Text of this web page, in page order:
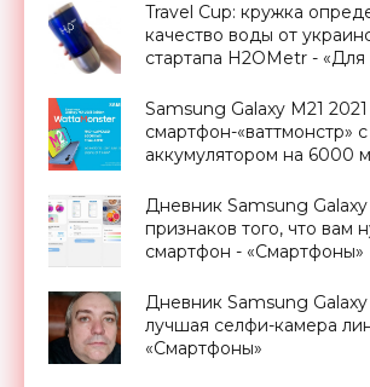
Travel Cup: кружка
качество воды от
стартапа H2OMetr -
Samsung Galaxy M21
смартфон-«ваттмонстр» с
аккумулятором на 6000
Дневник Samsung Galaxy
признаков того, что вам
смартфон - «Смартфоны»
Дневник Samsung Galaxy
лучшая селфи-камера
«Смартфоны»